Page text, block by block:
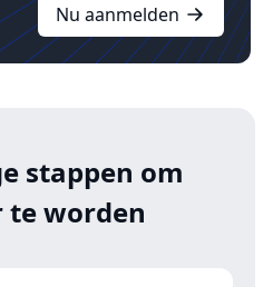
Nu aanmelden
stappen om
worden